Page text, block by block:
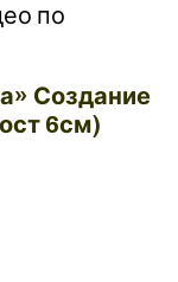
по
Создание
6см)